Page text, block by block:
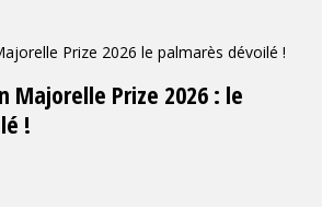
Majorelle Prize 2026 : le
!